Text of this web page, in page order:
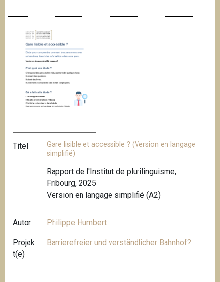
Titel
Gare lisible et accessible ? (Version en langage
simplifié)
Rapport de l'Institut de plurilinguisme,
Fribourg, 2025
Version en langage simplifié (A2)
Autor Philippe Humbert
Projek
t(e)
Barrierefreier und verständlicher Bahnhof?